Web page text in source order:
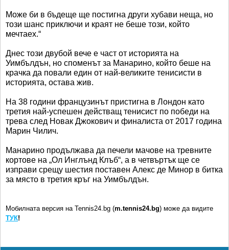
Може би в бъдеще ще постигна други хубави неща, но
този шанс приключи и краят не беше този, който
мечтаех.“
Днес този двубой вече е част от историята на
Уимбълдън, но споменът за Манарино, който беше на
крачка да повали един от най-великите тенисисти в
историята, остава жив.
На 38 години французинът пристигна в Лондон като
третия най-успешен действащ тенисист по победи на
трева след Новак Джокович и финалиста от 2017 година
Марин Чилич.
Манарино продължава да печели мачове на тревните
кортове на „Ол Инглънд Клъб“, а в четвъртък ще се
изправи срещу шестия поставен Алекс де Минор в битка
за място в третия кръг на Уимбълдън.
Мобилната версия на Tennis24.bg (m.tennis24.bg) може да видите
ТУК!